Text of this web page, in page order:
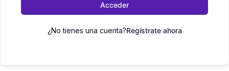
Acceder
¿No tienes una cuenta?Regístrate ahora